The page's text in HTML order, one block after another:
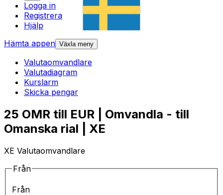
Logga in
Registrera
Hjälp
Hämta appen Växla meny
Valutaomvandlare
Valutadiagram
Kurslarm
Skicka pengar
25 OMR till EUR | Omvandla - till
Omanska rial | XE
XE Valutaomvandlare
Från
Från